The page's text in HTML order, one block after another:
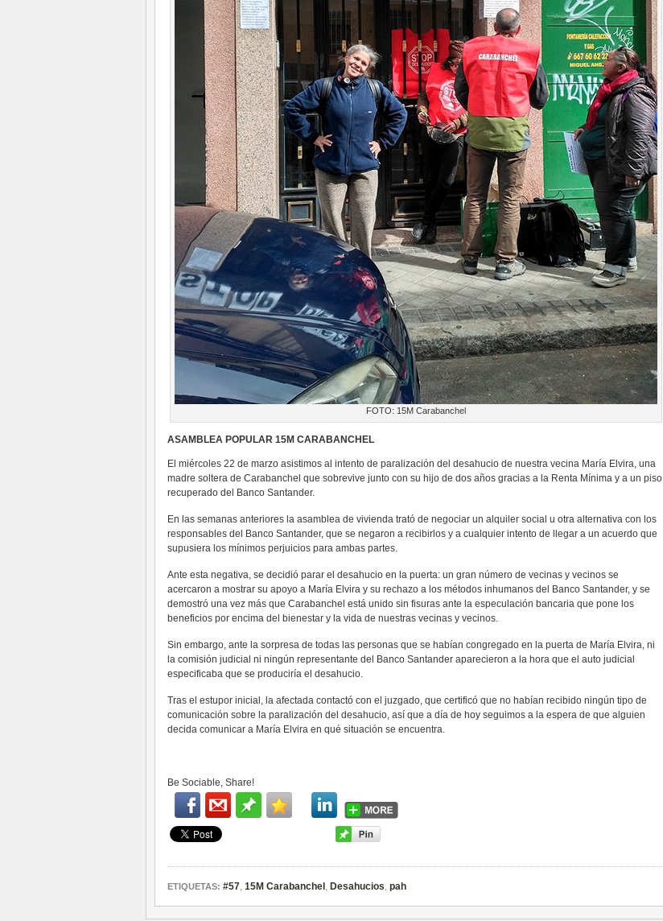
FOTO: 15M Carabanchel
ASAMBLEA POPULAR 15M CARABANCHEL
El miércoles 22 de marzo asistimos al intento de paralización del desahucio de nuestra vecina María Elvira, una
madre soltera de Carabanchel que sobrevive junto con su hijo de dos años gracias a la Renta Mínima y a un piso
recuperado del Banco Santander.
En las semanas anteriores la asamblea de vivienda trató de negociar un alquiler social u otra alternativa con los
responsables del Banco Santander, que se negaron a recibirlos y a cualquier intento de llegar a un acuerdo que
supusiera los mínimos perjuicios para ambas partes.
Ante esta negativa, se decidió parar el desahucio en la puerta: un gran número de vecinas y vecinos se
acercaron a mostrar su apoyo a María Elvira y su rechazo a los métodos inhumanos del Banco Santander, y se
demostró una vez más que Carabanchel está unido sin fisuras ante la especulación bancaria que pone los
beneficios por encima del bienestar y la vida de nuestras vecinas y vecinos.
Sin embargo, ante la sorpresa de todas las personas que se habían congregado en la puerta de María Elvira, ni
la comisión judicial ni ningún representante del Banco Santander aparecieron a la hora que el auto judicial
especificaba que se produciría el desahucio.
Tras el estupor inicial, la afectada contactó con el juzgado, que certificó que no habían recibido ningún tipo de
comunicación sobre la paralización del desahucio, así que a día de hoy seguimos a la espera de que alguien
decida comunicar a María Elvira en qué situación se encuentra.
Be Sociable, Share!
ETIQUETAS: #57, 15M Carabanchel , Desahucios, pah